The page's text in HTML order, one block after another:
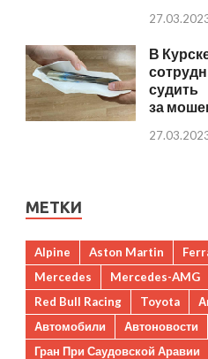
В
судить
за
МЕТКИ
Alpine Aston Martin
Mercedes
Mercedes-AMG
Red Bull Racing
Toyota
Автомобили
Автоновости
Гран При Саудовской Аравии